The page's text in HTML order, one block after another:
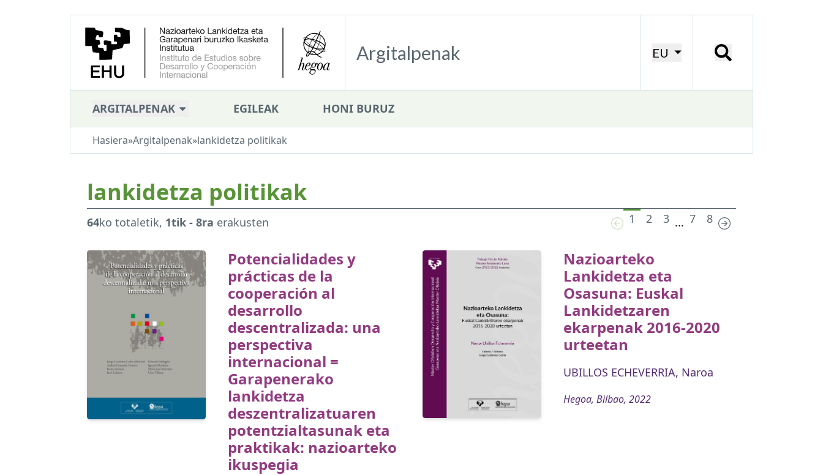
Argitalpenak EU
ARGITALPENAK EGILEAK HONI BURUZ
Hasiera»Argitalpenak»lankidetza politikak
lankidetza politikak
64ko totaletik, 1tik - 8ra erakusten 1 2 3 ... 7 8
Potencialidades y
prácticas de la
cooperación al
desarrollo
descentralizada: una
perspectiva
internacional =
Garapenerako
lankidetza
deszentralizatuaren
potentzialtasunak eta
praktikak: nazioarteko
ikuspegia
Nazioarteko
Lankidetza eta
Osasuna: Euskal
Lankidetzaren
ekarpenak 2016-2020
urteetan
UBILLOS ECHEVERRIA, Naroa
Hegoa, Bilbao, 2022